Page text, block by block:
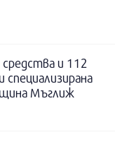
и 112
специализирана
Мъглиж